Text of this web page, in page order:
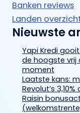
Banken reviews
Landen
Nieuwste
Yapi Kredi
de hoogste vrij
moment
Laatste kans:
Revolut’s
Raisin